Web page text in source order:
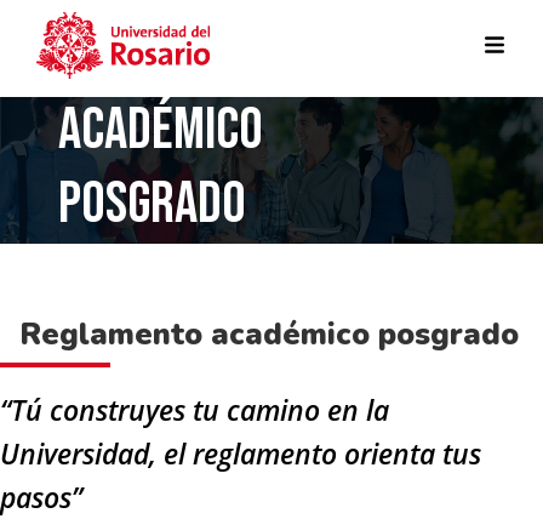
Pasar al contenido principal
REGLAMENTO
ACADÉMICO
POSGRADO
Reglamento académico posgrado
“Tú construyes tu camino en la
Universidad, el reglamento orienta tus
pasos”